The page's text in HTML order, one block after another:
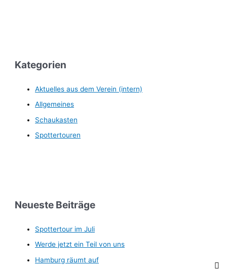
Kategorien
Aktuelles aus dem Verein (intern)
Allgemeines
Schaukasten
Spottertouren
Neueste Beiträge
Spottertour im Juli
Werde jetzt ein Teil von uns
Hamburg räumt auf